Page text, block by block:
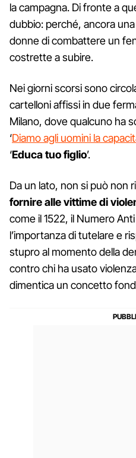
la campagna. Di fronte a
dubbio: perché, ancora
donne di combattere un
costrette a subire.
Nei giorni scorsi sono
cartelloni affissi in due
Milano, dove qualcuno ha
‘Diamo agli uomini la
‘Educa tuo figlio’.
Da un lato, non si può non
fornire alle vittime di
come il 1522, il Numero
l’importanza di tutelare e
stupro al momento della
contro chi ha usato
dimentica un concetto